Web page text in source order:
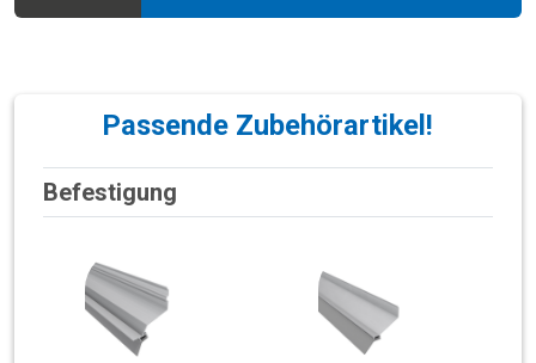
Passende Zubehörartikel!
Befestigung